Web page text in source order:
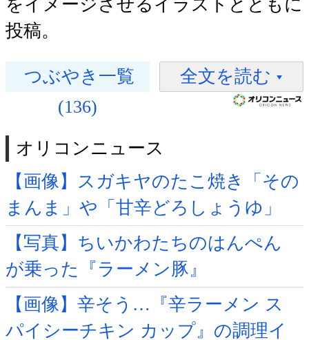
をイメージさせるイラストとともに
投稿。
つぶやき一覧
(136)
全文を読む
オリコンニュース
【画像】スガキヤのたこ焼き「その
まんま」や「甘辛どろしょうゆ」
【写真】ちいかわたちのはんぺん
が乗った『ラーメン豚』
【画像】辛そう…『辛ラーメン ス
パイシーチキン カップ』の調理イ